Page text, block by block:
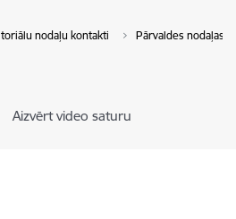
nodaļu kontakti Pārvaldes nodaļas
Aizvērt video saturu